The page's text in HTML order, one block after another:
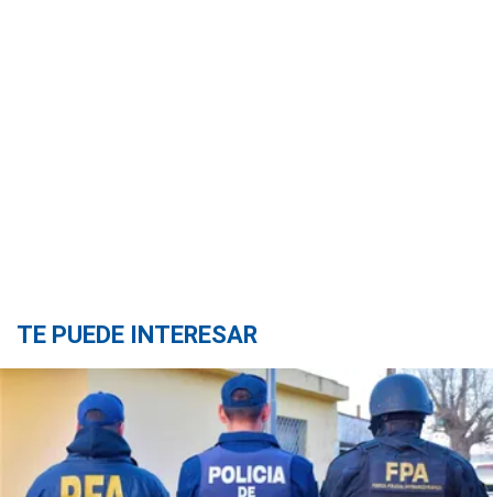
TE PUEDE INTERESAR